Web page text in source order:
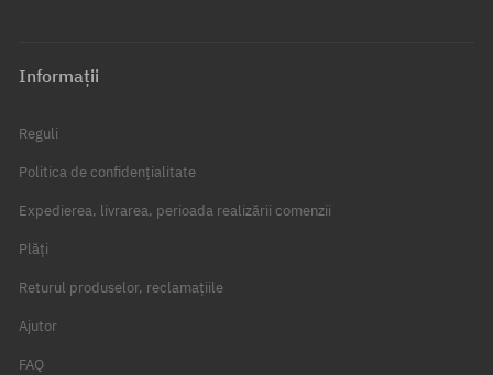
Informații
Reguli
Politica de confidențialitate
Expedierea, livrarea, perioada realizării comenzii
Plăți
Returul produselor, reclamațiile
Ajutor
FAQ